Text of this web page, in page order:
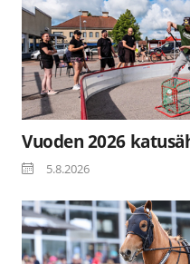
Vuoden 2026
5.8.2026